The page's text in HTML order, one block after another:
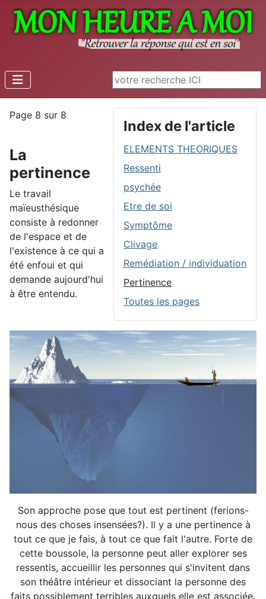
Rechercher
Index de l'article
ELEMENTS THEORIQUES
Ressenti
psychée
Etre de soi
Symptôme
Clivage
Remédiation / individuation
Pertinence
Toutes les pages
Page 8 sur 8
La
pertinence
Le travail
maïeusthésique
consiste à redonner
de l'espace et de
l'existence à ce qui a
été enfoui et qui
demande aujourd'hui
à être entendu.
Son approche pose que tout est pertinent (ferions-
nous des choses insensées?). Il y a une pertinence à
tout ce que je fais, à tout ce que fait l'autre. Forte de
cette boussole, la personne peut aller explorer ses
ressentis, accueillir les personnes qui s'invitent dans
son théâtre intérieur et dissociant la personne des
faits possiblement terribles auxquels elle est associée.